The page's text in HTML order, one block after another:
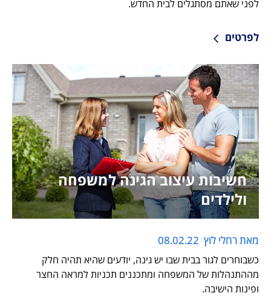
לפני שאתם מסתגלים לבית החדש.
לפרטים
חשיבות עיצוב הגינה למשפחה
ולילדים
מאת רחלי לוץ 08.02.22
כשבוחרים לגור בבית שבו יש גינה, יודעים שהיא תהיה חלק
מההתנהלות של המשפחה ומתכננים תכניות למראה החצר
ופינות הישיבה.